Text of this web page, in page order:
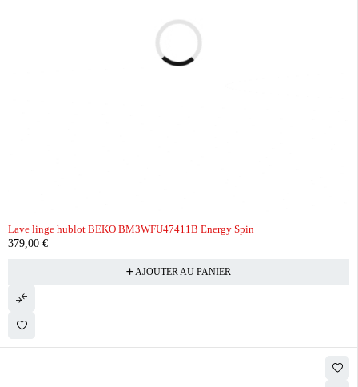
Lave linge hublot BEKO BM3WFU47411B Energy Spin
379,00 €
AJOUTER AU PANIER